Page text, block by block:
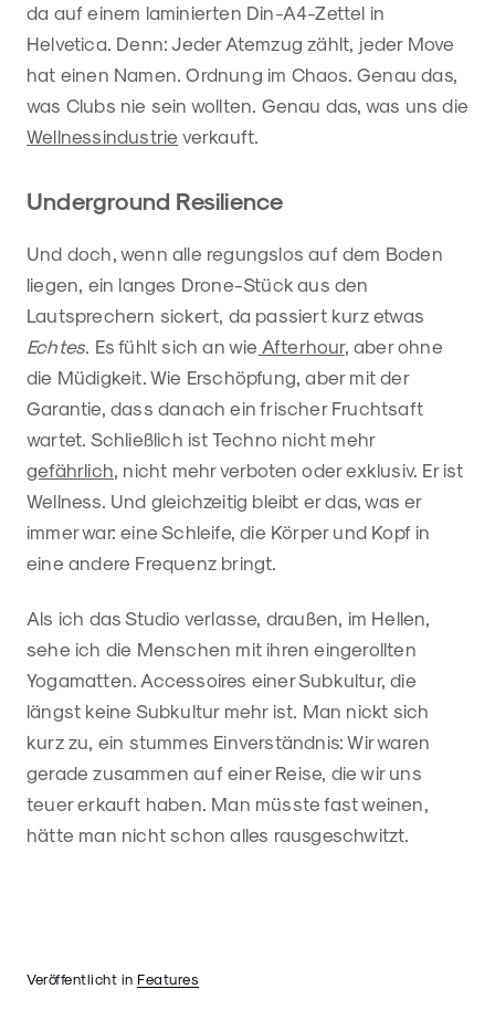
da auf einem laminierten Din-A4-Zettel in
Helvetica. Denn: Jeder Atemzug zählt, jeder Move
hat einen Namen. Ordnung im Chaos. Genau das,
was Clubs nie sein wollten. Genau das, was uns die
Wellnessindustrie verkauft.
Underground Resilience
Und doch, wenn alle regungslos auf dem Boden
liegen, ein langes Drone-Stück aus den
Lautsprechern sickert, da passiert kurz etwas
Echtes. Es fühlt sich an wie Afterhour, aber ohne
die Müdigkeit. Wie Erschöpfung, aber mit der
Garantie, dass danach ein frischer Fruchtsaft
wartet. Schließlich ist Techno nicht mehr
gefährlich, nicht mehr verboten oder exklusiv. Er ist
Wellness. Und gleichzeitig bleibt er das, was er
immer war: eine Schleife, die Körper und Kopf in
eine andere Frequenz bringt.
Als ich das Studio verlasse, draußen, im Hellen,
sehe ich die Menschen mit ihren eingerollten
Yogamatten. Accessoires einer Subkultur, die
längst keine Subkultur mehr ist. Man nickt sich
kurz zu, ein stummes Einverständnis: Wir waren
gerade zusammen auf einer Reise, die wir uns
teuer erkauft haben. Man müsste fast weinen,
hätte man nicht schon alles rausgeschwitzt.
Veröffentlicht in Features